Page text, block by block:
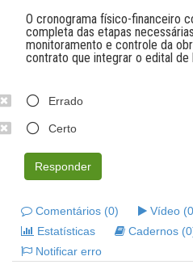
O cronograma físico-financeiro
completa das etapas
monitoramento e controle da
contrato que integrar o edital de
Errado
Certo
Responder
Comentários (0) Vídeo
Estatísticas
Cadernos
Notificar erro